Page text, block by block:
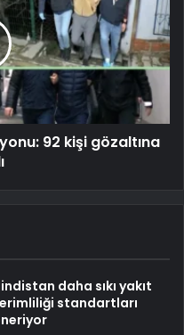
92 kişi gözaltına
daha sıkı yakıt
standartları